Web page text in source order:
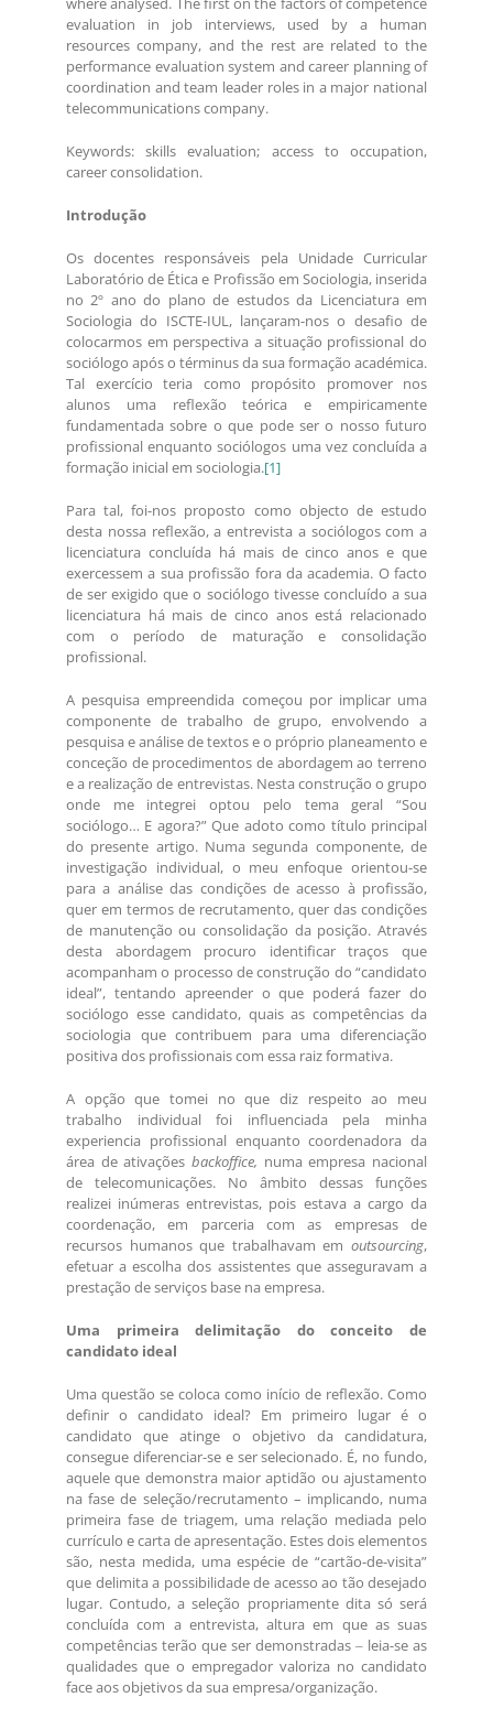
evaluation in job interviews, used by a human
resources company, and the rest are related to the
performance evaluation system and career planning of
coordination and team leader roles in a major national
telecommunications company.
Keywords: skills evaluation; access to occupation,
career consolidation.
Introdução
Os docentes responsáveis pela Unidade Curricular
Laboratório de Ética e Profissão em Sociologia, inserida
no 2º ano do plano de estudos da Licenciatura em
Sociologia do ISCTE-IUL, lançaram-nos o desafio de
colocarmos em perspectiva a situação profissional do
sociólogo após o términus da sua formação académica.
Tal exercício teria como propósito promover nos
alunos uma reflexão teórica e empiricamente
fundamentada sobre o que pode ser o nosso futuro
profissional enquanto sociólogos uma vez concluída a
formação inicial em sociologia.[1]
Para tal, foi-nos proposto como objecto de estudo
desta nossa reflexão, a entrevista a sociólogos com a
licenciatura concluída há mais de cinco anos e que
exercessem a sua profissão fora da academia. O facto
de ser exigido que o sociólogo tivesse concluído a sua
licenciatura há mais de cinco anos está relacionado
com o período de maturação e consolidação
profissional.
A pesquisa empreendida começou por implicar uma
componente de trabalho de grupo, envolvendo a
pesquisa e análise de textos e o próprio planeamento e
conceção de procedimentos de abordagem ao terreno
e a realização de entrevistas. Nesta construção o grupo
onde me integrei optou pelo tema geral “Sou
sociólogo… E agora?” Que adoto como título principal
do presente artigo. Numa segunda componente, de
investigação individual, o meu enfoque orientou-se
para a análise das condições de acesso à profissão,
quer em termos de recrutamento, quer das condições
de manutenção ou consolidação da posição. Através
desta abordagem procuro identificar traços que
acompanham o processo de construção do “candidato
ideal”, tentando apreender o que poderá fazer do
sociólogo esse candidato, quais as competências da
sociologia que contribuem para uma diferenciação
positiva dos profissionais com essa raiz formativa.
A opção que tomei no que diz respeito ao meu
trabalho individual foi influenciada pela minha
experiencia profissional enquanto coordenadora da
área de ativações backoffice, numa empresa nacional
de telecomunicações. No âmbito dessas funções
realizei inúmeras entrevistas, pois estava a cargo da
coordenação, em parceria com as empresas de
recursos humanos que trabalhavam em outsourcing,
efetuar a escolha dos assistentes que asseguravam a
prestação de serviços base na empresa.
Uma primeira delimitação do conceito de
candidato ideal
Uma questão se coloca como início de reflexão. Como
definir o candidato ideal? Em primeiro lugar é o
candidato que atinge o objetivo da candidatura,
consegue diferenciar-se e ser selecionado. É, no fundo,
aquele que demonstra maior aptidão ou ajustamento
na fase de seleção/recrutamento – implicando, numa
primeira fase de triagem, uma relação mediada pelo
currículo e carta de apresentação. Estes dois elementos
são, nesta medida, uma espécie de “cartão-de-visita”
que delimita a possibilidade de acesso ao tão desejado
lugar. Contudo, a seleção propriamente dita só será
concluída com a entrevista, altura em que as suas
competências terão que ser demonstradas ‒ leia-se as
qualidades que o empregador valoriza no candidato
face aos objetivos da sua empresa/organização.